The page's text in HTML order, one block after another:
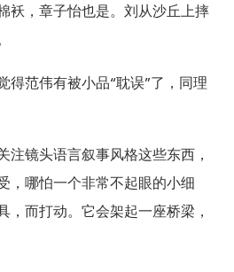
袄，章子怡也是。刘从沙丘上摔
得范伟有被小品“耽误”了，同理
注镜头语言叙事风格这些东西，
，哪怕一个非常不起眼的小细
，而打动。它会架起一座桥梁，